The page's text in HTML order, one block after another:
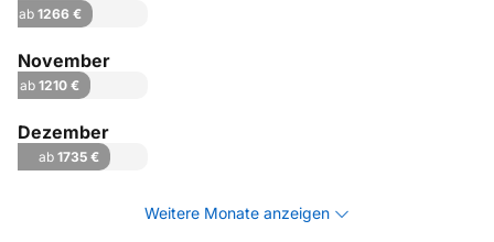
ab1266 €
November
ab1210 €
Dezember
ab1735 €
Weitere Monate anzeigen